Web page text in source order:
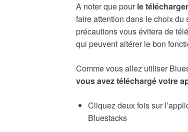
A noter que pour le
faire attention dans le choix
précautions vous évitera de
qui peuvent altérer le bon
Comme vous allez utiliser
vous avez téléchargé votre
Cliquez deux fois sur
Bluestacks